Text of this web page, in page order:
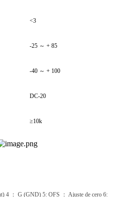
<3
-25 ～ + 85
-40 ～ + 100
DC-20
≥10k
4 ： G (GND) 5: OFS ： Ajuste de cero 6: